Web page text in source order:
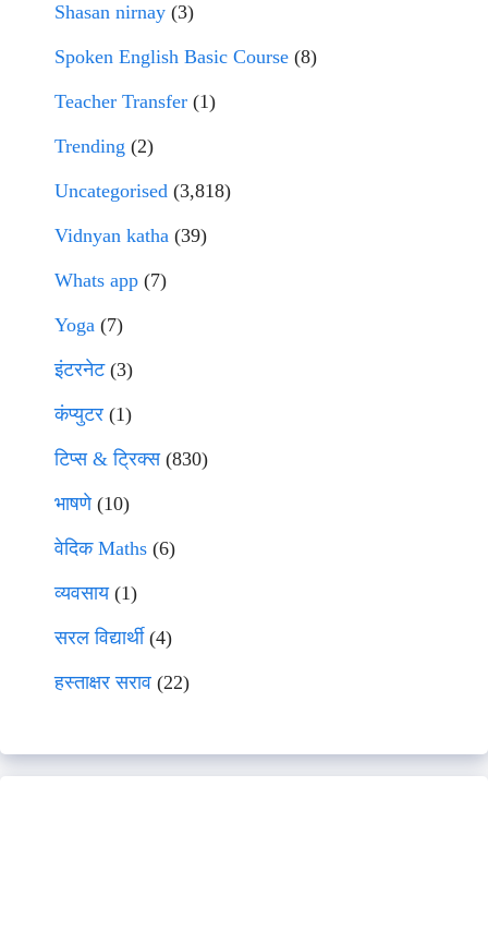
Shasan nirnay (3)
Spoken English Basic Course (8)
Teacher Transfer (1)
Trending (2)
Uncategorised (3,818)
Vidnyan katha (39)
Whats app (7)
Yoga (7)
इंटरनेट(3)
कंप्युटर (1)
टिप्स & ट्रिक्स(830)
भाषणे(10)
वेदिक Maths (6)
व्यवसाय(1)
सरल विद्यार्थी(4)
हस्ताक्षर सराव (22)